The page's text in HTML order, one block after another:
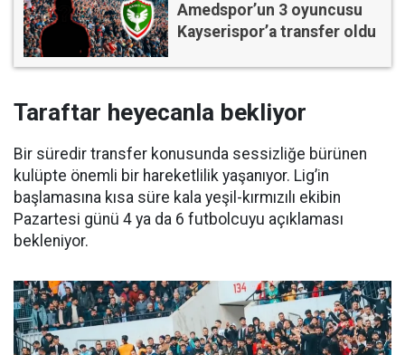
Amedspor’un 3 oyuncusu
Kayserispor’a transfer oldu
Taraftar heyecanla bekliyor
Bir süredir transfer konusunda sessizliğe bürünen
kulüpte önemli bir hareketlilik yaşanıyor. Lig’in
başlamasına kısa süre kala yeşil-kırmızılı ekibin
Pazartesi günü 4 ya da 6 futbolcuyu açıklaması
bekleniyor.